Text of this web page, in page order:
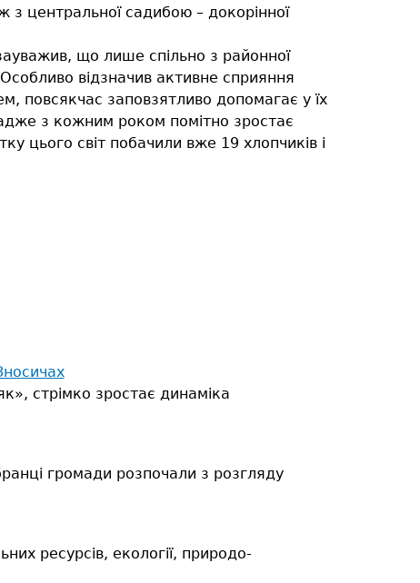
центральної садибою – докорінної
що лише спільно з районної
відзначив активне сприяння
повсякчас заповзятливо допомагає у їх
з кожним роком помітно зростає
цього світ побачили вже 19 хлопчиків і
стрімко зростає динаміка
громади розпочали з розгляду
ресурсів, екології, природо-